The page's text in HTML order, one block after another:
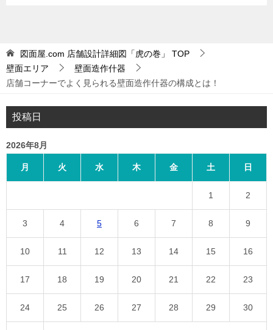
図面屋.com 店舗設計詳細図「虎の巻」
TOP
壁面エリア
壁面造作什器
店舗コーナーでよく見られる壁面造作什器の構成とは！
投稿日
2026年8月
月 火 水 木 金 土 日
1 2
3 4 5 6 7 8 9
10 11 12 13 14 15 16
17 18 19 20 21 22 23
24 25 26 27 28 29 30